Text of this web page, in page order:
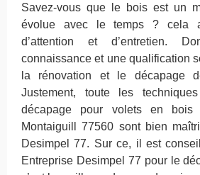
Savez-vous que le bois est un
évolue avec le temps ? cela
d’attention et d’entretien.
connaissance et une qualification
la rénovation et le décapage
Justement, toute les
décapage pour volets en bois
Montaiguill 77560 sont bien
Desimpel 77. Sur ce, il est
Entreprise Desimpel 77 pour le